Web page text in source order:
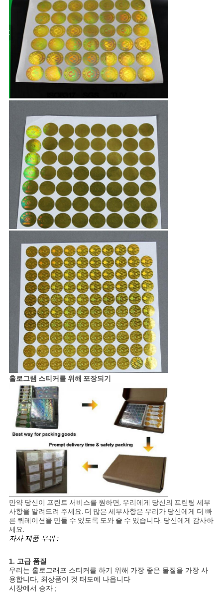
홀로그램 스티커를 위해 포장되기
만약 당신이 프린트 서비스를 원하면, 우리에게 당신의 프린팅 세부
사항을 알려드려 주세요. 더 많은 세부사항은 우리가 당신에게 더 빠
른 쿼레이션을 만들 수 있도록 도와 줄 수 있습니다. 당신에게 감사하
세요.
자사 제품 우위 :
1. 고급 품질
우리는 홀로그래프 스티커를 하기 위해 가장 좋은 물질을 가장 사
용합니다, 최상품이 것 태도에 나옵니다
시장에서 승자 ;